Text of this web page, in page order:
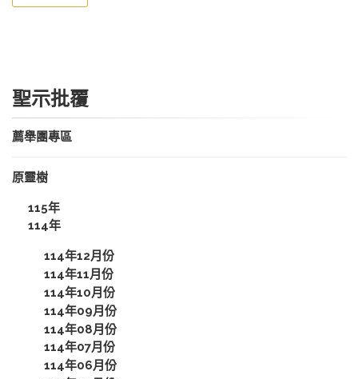
聖示批覆
薦舉團專區
原靈樹
115年
114年
114年12月份
114年11月份
114年10月份
114年09月份
114年08月份
114年07月份
114年06月份